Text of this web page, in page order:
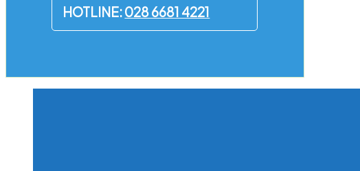
HOTLINE:028 6681 4221